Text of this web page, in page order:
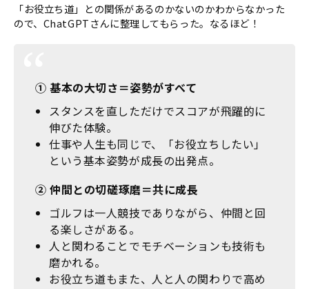
「お役立ち道」との関係があるのかないのかわからなかった
ので、 ChatGPTさんに整理してもらった。なるほど！
① 基本の大切さ＝姿勢がすべて
スタンスを直しただけでスコアが飛躍的に
伸びた体験。
仕事や人生も同じで、「お役立ちしたい」
という基本姿勢が成長の出発点。
② 仲間との切磋琢磨＝共に成長
ゴルフは一人競技でありながら、仲間と回
る楽しさがある。
人と関わることでモチベーションも技術も
磨かれる。
お役立ち道もまた、人と人の関わりで高め